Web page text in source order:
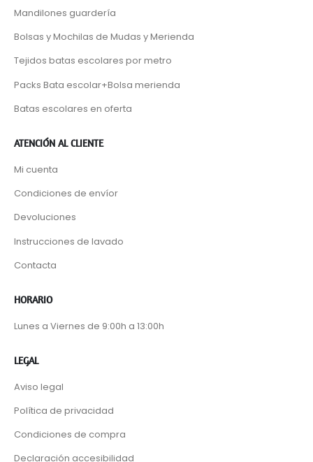
Mandilones guardería
Bolsas y Mochilas de Mudas y Merienda
Tejidos batas escolares por metro
Packs Bata escolar+Bolsa merienda
Batas escolares en oferta
ATENCIÓN AL CLIENTE
Mi cuenta
Condiciones de envíor
Devoluciones
Instrucciones de lavado
Contacta
HORARIO
Lunes a Viernes de 9:00h a 13:00h
LEGAL
Aviso legal
Política de privacidad
Condiciones de compra
Declaración accesibilidad